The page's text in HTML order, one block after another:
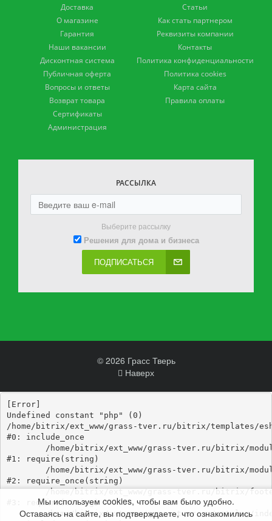
Доставка
О магазине
Гарантия
Наши вакансии
Дисконтная система
Публичная оферта
Вопросы и ответы
Возврат товара
Сертификаты
Администрация
Статьи
Как стать партнером
Реквизиты компании
Контакты
Политика конфиденциальности
Политика cookies
Карта сайта
Правила оплаты
РАССЫЛКА
Выберите рассылку
Решения для дома и бизнеса
ПОДПИСАТЬСЯ
© 2026 Грасс Тверь
Наверх
Мы используем cookies, чтобы вам было удобно.
Оставаясь на сайте, вы подтверждаете, что ознакомились
[Error]
Undefined constant "php" (0)
/home/bitrix/ext_www/grass-tver.ru/bitrix/templates/
#0: include_once
#1: require(string)
#2: require_once(string)
	/home/bitrix/ext_www/grass-tver.ru/bitrix/footer.php:4
#3: require(string)
	/home/bitrix/ext_www/grass-tver.ru/catalog/index.php:346